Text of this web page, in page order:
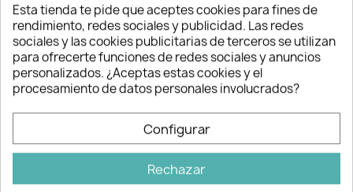
Descripción y detalles
Ideal para decoración o customización
Esta tienda te pide que aceptes cookies para fines de
rendimiento, redes sociales y publicidad. Las redes
sociales y las cookies publicitarias de terceros se utilizan
para ofrecerte funciones de redes sociales y anuncios
personalizados. ¿Aceptas estas cookies y el
procesamiento de datos personales involucrados?
Configurar
Rechazar